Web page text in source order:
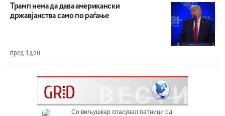
Трамп нема да дава американски
државјанства само по раѓање
пред 1 ден